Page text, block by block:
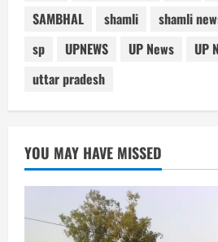
SAMBHAL
shamli shamli
sp
UPNEWS UP News
UP
uttar pradesh
YOU MAY HAVE MISSED